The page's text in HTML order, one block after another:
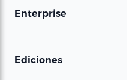
Enterprise
Ediciones